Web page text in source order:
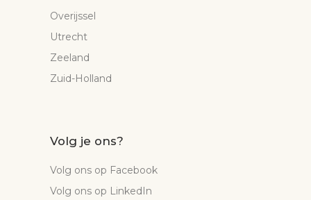
Overijssel
Utrecht
Zeeland
Zuid-Holland
Volg je ons?
Volg ons op Facebook
Volg ons op LinkedIn